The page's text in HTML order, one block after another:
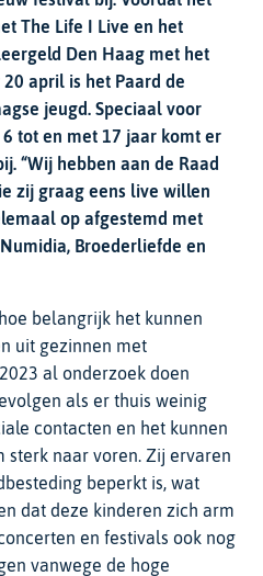
The Life I Live en het
Den Haag met het
april is het Paard de
jeugd. Speciaal voor
tot en met 17 jaar komt er
“Wij hebben aan de Raad
zij graag eens live willen
op afgestemd met
Broederliefde en
belangrijk het kunnen
uit gezinnen met
al onderzoek doen
als er thuis weinig
contacten en het kunnen
sterk naar voren. Zij ervaren
beperkt is, wat
dat deze kinderen zich arm
en festivals ook nog
vanwege de hoge